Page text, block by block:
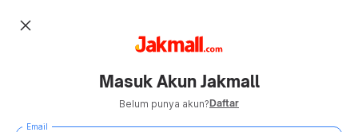
close
Masuk Akun Jakmall
Belum punya akun?Daftar
Email